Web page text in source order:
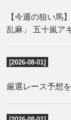
【今週の狙い馬
乱麻」 五十嵐ア
[2026-08-01]
厳選レース予想